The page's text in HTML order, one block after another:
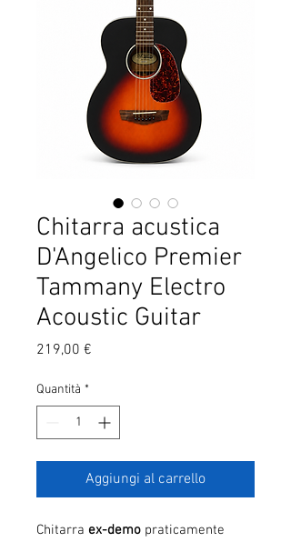
Chitarra acustica
D'Angelico Premier
Tammany Electro
Acoustic Guitar
219,00 €
Quantità *
Aggiungi al carrello
Chitarra ex-demo praticamente